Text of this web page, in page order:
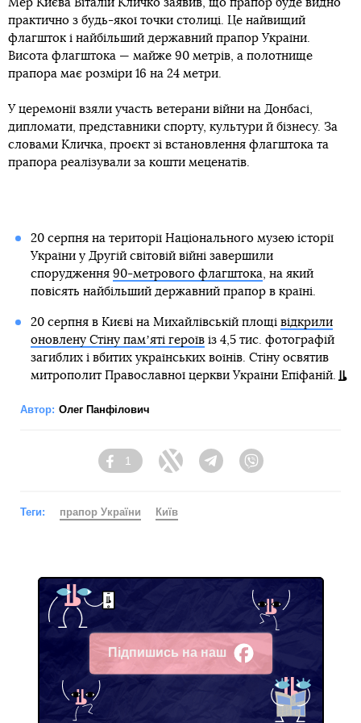
Мер Києва Віталій Кличко заявив, що прапор буде видно
практично з будь-якої точки столиці. Це найвищий
флагшток і найбільший державний прапор України.
Висота флагштока — майже 90 метрів, а полотнище
прапора має розміри 16 на 24 метри.
У церемонії взяли участь ветерани війни на Донбасі,
дипломати, представники спорту, культури й бізнесу. За
словами Кличка, проєкт зі встановлення флагштока та
прапора реалізували за кошти меценатів.
20 серпня на території Національного музею історії
України у Другій світовій війні завершили
спорудження 90-метрового флагштока , на який
повісять найбільший державний прапор в країні.
20 серпня в Києві на Михайлівській площі відкрили
оновлену Стіну памʼяті героївіз 4,5 тис. фотографій
загиблих і вбитих українських воїнів. Стіну освятив
митрополит Православної церкви України Епіфаній.
Автор: Олег Панфілович
Facebook
1
Twitter TelegramViber
Теги: прапор України Київ
Підпишись на наш
Facebook